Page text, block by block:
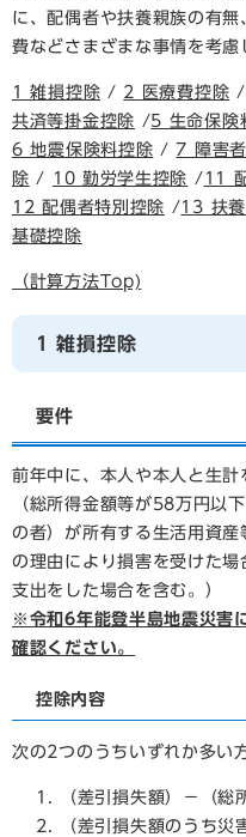
に、配偶者や扶養親族の有
費などさまざまな事情を考慮
1 雑損控除 / 2 医療費控除 /
共済等掛金控除 /5 生命保険
6 地震保険料控除 / 7 障害
除 / 10 勤労学生控除 / 11
12 配偶者特別控除 / 13 扶
基礎控除
（計算方法Top)
1 雑損控除
要件
前年中に、本人や本人と生
（総所得金額等が58万円以
の者）が所有する生活用資
の理由により損害を受けた
支出をした場合を含む。）
※令和6年能登半島地震災害
確認ください。
控除内容
次の2つのうちいずれか多い
（差引損失額）－（
（差引損失額のうち災